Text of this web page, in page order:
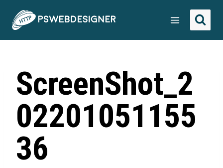
ScreenShot_2
02201051155
36